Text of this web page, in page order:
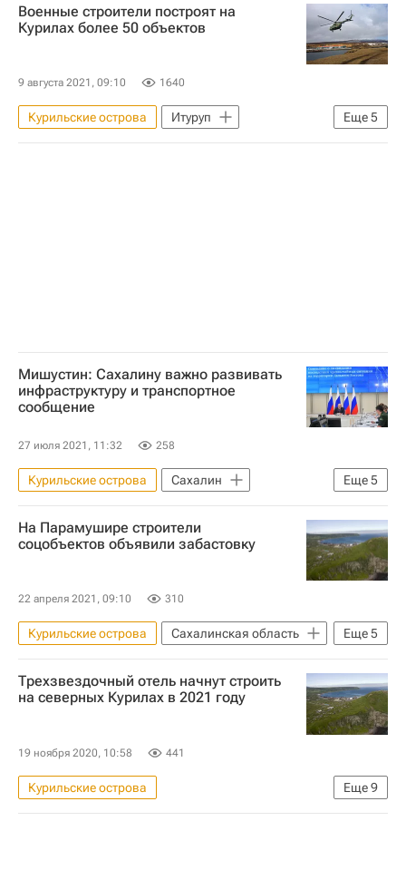
Социальная инфраструктура
Военные строители построят на
Курилах более 50 объектов
9 августа 2021, 09:10 1640
Еще5
Курильские острова
Итуруп
Кунашир (остров)
Жилье
Мишустин: Сахалину важно развивать
инфраструктуру и транспортное
сообщение
27 июля 2021, 11:32 258
Еще5
Курильские острова
Сахалин
Михаил Мишустин
Инфраструктура
Южно-Сахалинск
Валерий Лимаренко
На Парамушире строители
соцобъектов объявили забастовку
22 апреля 2021, 09:10 310
Еще5
Курильские острова
Сахалинская область
Северо-Курильск
Строительство
Социальная инфраструктура
Трехзвездочный отель начнут строить
на северных Курилах в 2021 году
19 ноября 2020, 10:58 441
Еще9
Курильские острова
Федеральное агентство по туризму (Ростуризм)